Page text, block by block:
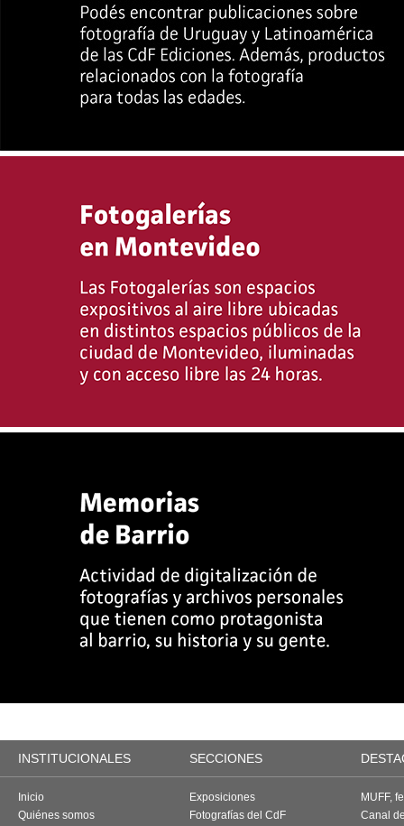
INSTITUCIONALES SECCIONES
Inicio
Quiénes somos
Exposiciones
Fotografías del CdF
MUFF,
Canal